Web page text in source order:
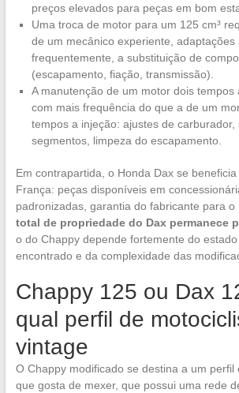
preços elevados para peças em bom
Uma troca de motor para um 125 cm³
de um mecânico experiente, adaptações
frequentemente, a substituição de
(escapamento, fiação, transmissão).
A manutenção de um motor dois tempos
com mais frequência do que a de um
tempos a injeção: ajustes de carburador,
segmentos, limpeza do escapamento.
Em contrapartida, o Honda Dax se
França: peças disponíveis em
padronizadas, garantia do fabricante para o
total de propriedade do Dax permanece
o do Chappy depende fortemente do
encontrado e da complexidade das
Chappy 125 ou Dax
qual perfil de
vintage
O Chappy modificado se destina a um perfil
que gosta de mexer, que possui uma rede